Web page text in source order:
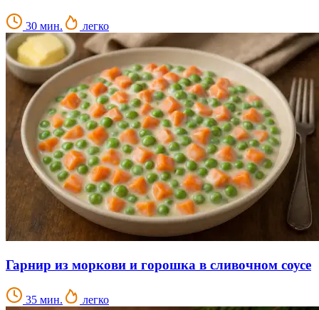
30 мин. легко
Гарнир из моркови и горошка в сливочном соусе
35 мин. легко